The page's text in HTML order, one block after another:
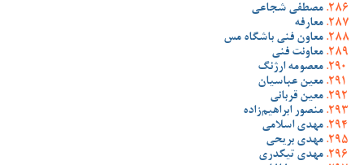
مصطفی شجاعی
معارفه
معاون فنی باشگاه مس
معاونت فنی
معصومه ارژنگ
معین عباسیان
معین قربانی
منصور ابراهیم‌زاده
مهدی اسلامی
مهدی بریحی
مهدی تیکدری